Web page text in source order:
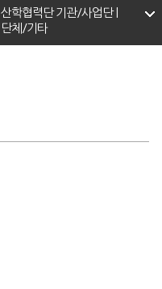
산학협력단 기관/사업단 |
단체/기타